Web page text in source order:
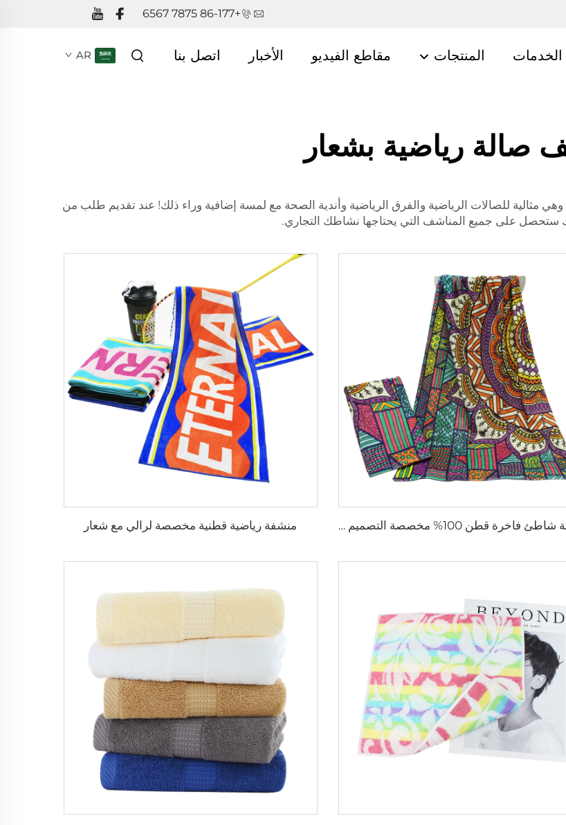
+86-177 7875 6567
الخدمات المنتجات مقاطع الفيديو الأخبار اتصل بنا AR
صالة رياضية بشعار
مثالية للصالات الرياضية والفرق الرياضية وأندية الصحة مع لمسة إضافية وراء ذلك! عند تقديم طلب من
ستحصل على جميع المناشف التي يحتاجها نشاطك التجاري.
منشفة شاطئ فاخرة قطن 100% مخصصة التصميم مطبوعة بزخارف هندسية بالجملة منشفة رياضية قطنية مخصصة لرالي مع شعار